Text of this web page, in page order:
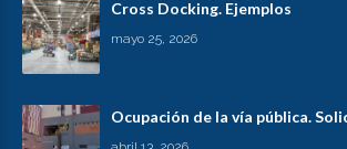
Cross Docking. Ejemplos
mayo 25, 2026
Ocupación de la vía pública.